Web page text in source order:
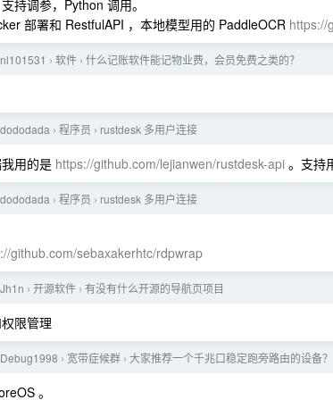
持调参，Python 调用。
部署和 RestfulAPI ，本地模型用的 PaddleOCR https://
nl101531 › 软件 › 什么记账软件能记物业费，会员免费之类的？
dododada › 程序员 › rustdesk 多用户连接
用的是 https://github.com/lejianwen/rustdesk-api 。支持
dododada › 程序员 › rustdesk 多用户连接
github.com/sebaxakerhtc/rdpwrap
Jh1n › 开源软件 › 有没有什么开源的导航页项目
限管理
Debug1998 › 宽带症候群 › 大家推荐一个千兆口稳定跑旁路由的设备？
。